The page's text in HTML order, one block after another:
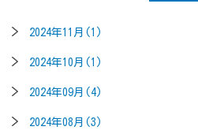
2024年11月(1)
2024年10月(1)
2024年09月(4)
2024年08月(3)